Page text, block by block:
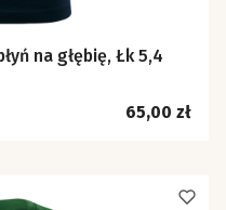
na głębię, Łk 5,4
Cena
65,00 zł